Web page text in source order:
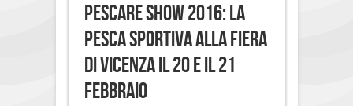
Pescare Show 2016: la
pesca sportiva alla Fiera
di Vicenza il 20 e il 21
febbraio